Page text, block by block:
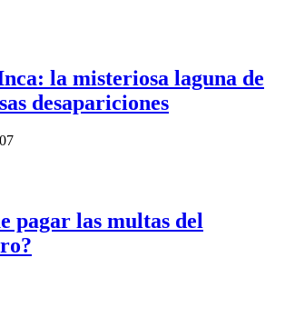
la misteriosa laguna de
desapariciones
pagar las multas del